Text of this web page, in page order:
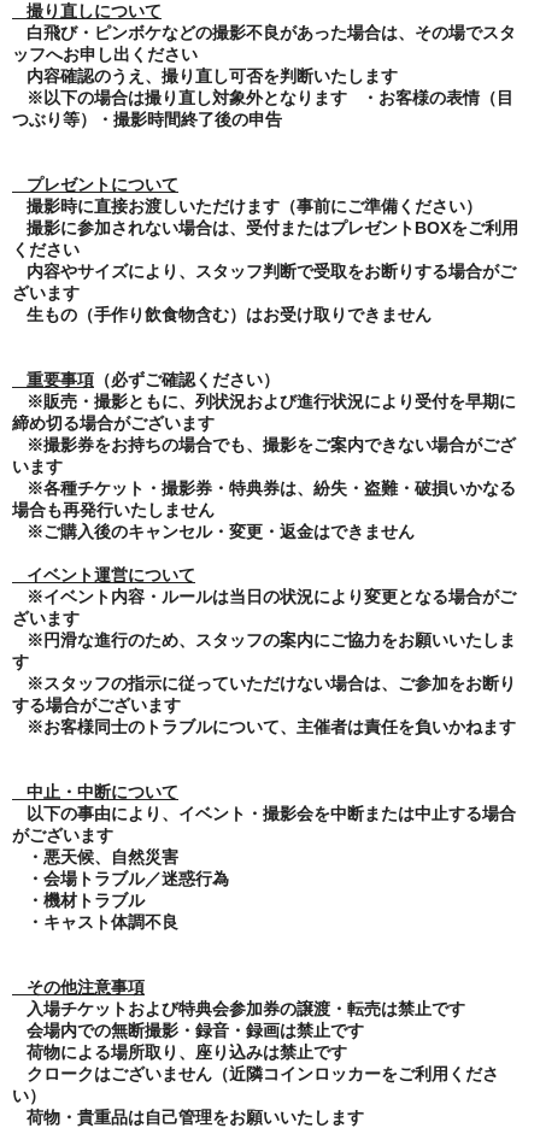
撮り直しについて
白飛び・ピンボケなどの撮影不良があった場合は、その場でスタ
ッフへお申し出ください
内容確認のうえ、撮り直し可否を判断いたします
※以下の場合は撮り直し対象外となります
・お客様の表情（目
つぶり等）・撮影時間終了後の申告
プレゼントについて
撮影時に直接お渡しいただけます（事前にご準備ください）
撮影に参加されない場合は、受付またはプレゼントBOXをご利用
ください
内容やサイズにより、スタッフ判断で受取をお断りする場合がご
ざいます
生もの（手作り飲食物含む）はお受け取りできません
重要事項 （必ずご確認ください）
※販売・撮影ともに、列状況および進行状況により受付を早期に
締め切る場合がございます
※撮影券をお持ちの場合でも、撮影をご案内できない場合がござ
います
※各種チケット・撮影券・特典券は、紛失・盗難・破損いかなる
場合も再発行いたしません
※ご購入後のキャンセル・変更・返金はできません
イベント運営について
※イベント内容・ルールは当日の状況により変更となる場合がご
ざいます
※円滑な進行のため、スタッフの案内にご協力をお願いいたしま
す
※スタッフの指示に従っていただけない場合は、ご参加をお断り
する場合がございます
※お客様同士のトラブルについて、主催者は責任を負いかねます
中止・中断について
以下の事由により、イベント・撮影会を中断または中止する場合
がございます
・悪天候、自然災害
・会場トラブル／迷惑行為
・機材トラブル
・キャスト体調不良
その他注意事項
入場チケットおよび特典会参加券の譲渡・転売は禁止です
会場内での無断撮影・録音・録画は禁止です
荷物による場所取り、座り込みは禁止です
クロークはございません（近隣コインロッカーをご利用くださ
い）
荷物・貴重品は自己管理をお願いいたします